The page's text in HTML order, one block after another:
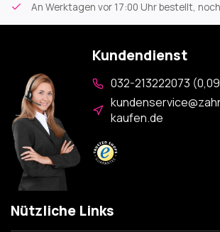
An Werktagen vor 17:00 Uhr bestellt,
Kundendienst
032-213222073
kaufen.de
Nützliche Links